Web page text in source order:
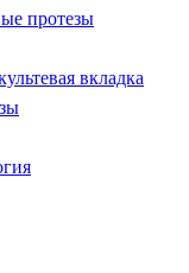
протезы
вкладка